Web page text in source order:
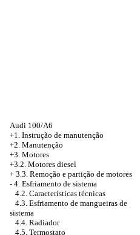
Audi 100/A6
+1. Instrução de manutenção
+2. Manutenção
+3. Motores
+3.2. Motores diesel
+ 3.3. Remoção e partição de motores
- 4. Esfriamento de sistema
4.2. Características técnicas
4.3. Esfriamento de mangueiras de
sistema
4.4. Radiador
4.5. Termostato